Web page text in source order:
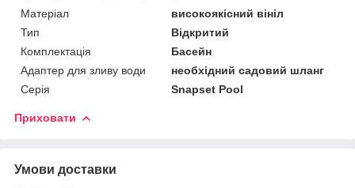
Матеріал
високоякісний вініл
Тип
Відкритий
Комплектація
Басейн
Адаптер для зливу води
необхідний садовий шланг
Серія
Snapset Pool
Приховати
Умови доставки